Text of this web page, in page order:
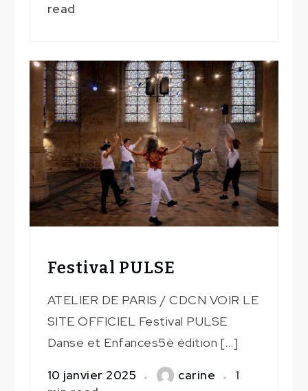
read
Festival PULSE
ATELIER DE PARIS / CDCN VOIR LE
SITE OFFICIEL Festival PULSE
Danse et Enfances5è édition […]
10 janvier 2025 carine
1